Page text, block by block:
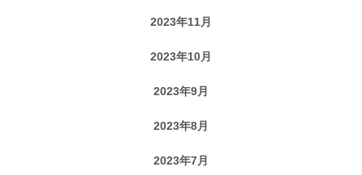
2023年11月
2023年10月
2023年9月
2023年8月
2023年7月